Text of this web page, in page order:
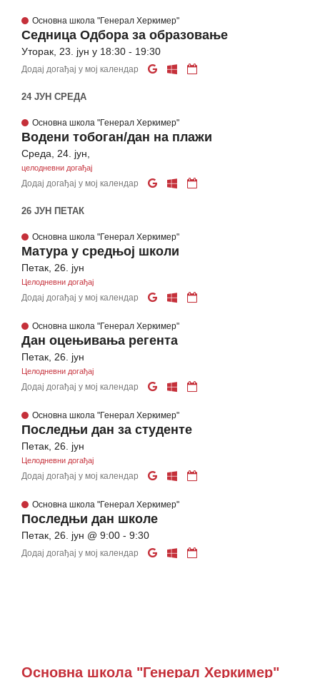
Основна школа "Генерал Херкимер"
Седница Одбора за образовање
Уторак, 23. јун у 18:30 - 19:30
Додај догађај у мој календар
24 ЈУН СРЕДА
Основна школа "Генерал Херкимер"
Водени тобоган/дан на плажи
Среда, 24. јун,
целодневни догађај
Додај догађај у мој календар
26 ЈУН ПЕТАК
Основна школа "Генерал Херкимер"
Матура у средњој школи
Петак, 26. јун
Целодневни догађај
Додај догађај у мој календар
Основна школа "Генерал Херкимер"
Дан оцењивања регента
Петак, 26. јун
Целодневни догађај
Додај догађај у мој календар
Основна школа "Генерал Херкимер"
Последњи дан за студенте
Петак, 26. јун
Целодневни догађај
Додај догађај у мој календар
Основна школа "Генерал Херкимер"
Последњи дан школе
Петак, 26. јун @ 9:00 - 9:30
Додај догађај у мој календар
Основна школа "Генерал Херкимер"